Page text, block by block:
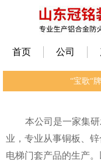
首页 公司
“宝歌“
本公司是一家集
业，专业从事铜板、
电梯门套产品的生产